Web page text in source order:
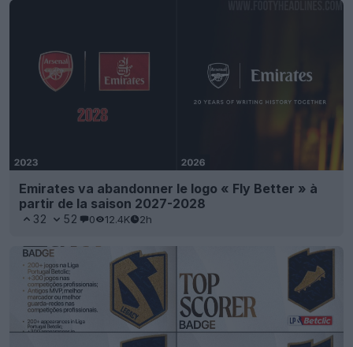
Emirates va abandonner le logo « Fly Better » à
partir de la saison 2027-2028
32 52 0 12.4K 2h